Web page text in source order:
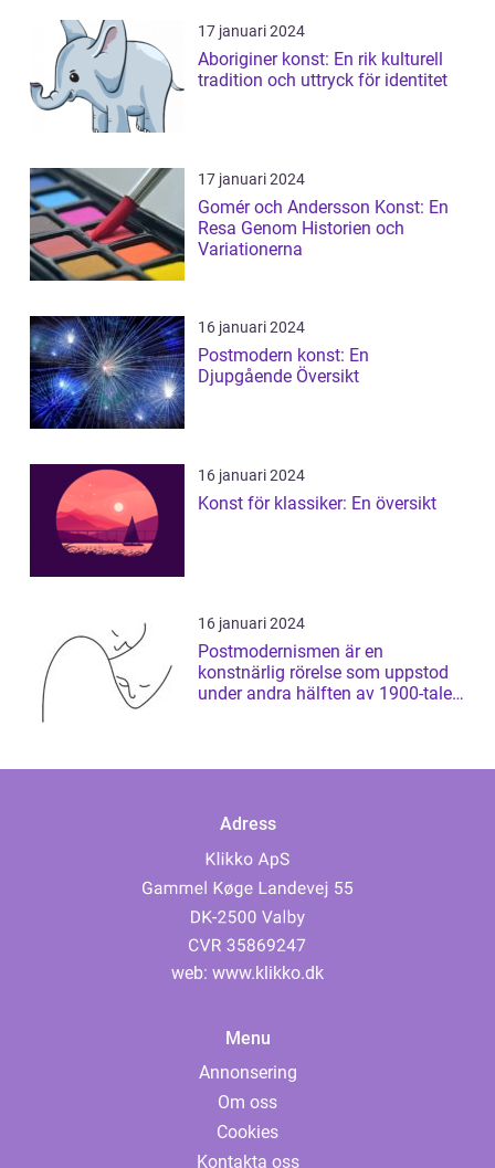
17 januari 2024
Aboriginer konst: En rik kulturell
tradition och uttryck för identitet
17 januari 2024
Gomér och Andersson Konst: En
Resa Genom Historien och
Variationerna
16 januari 2024
Postmodern konst: En
Djupgående Översikt
16 januari 2024
Konst för klassiker: En översikt
16 januari 2024
Postmodernismen är en
konstnärlig rörelse som uppstod
under andra hälften av 1900-talet
Adress
web: www.klikko.dk
Menu
Annonsering
Om oss
Cookies
Kontakta oss